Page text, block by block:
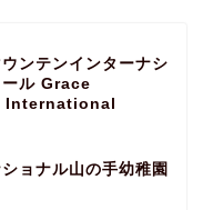
ンテンインターナシ
ール Grace
International
ョナル山の手幼稚園